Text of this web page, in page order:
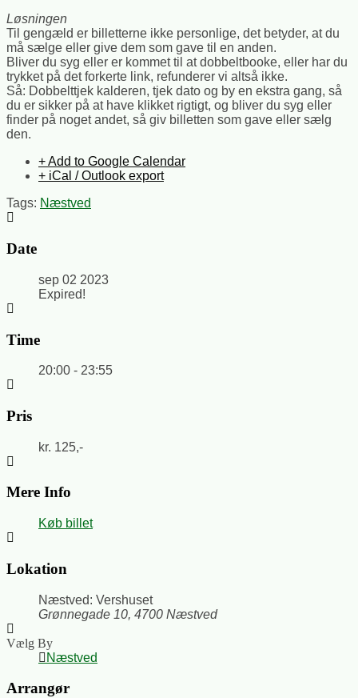
Løsningen
Til gengæld er billetterne ikke personlige, det betyder, at du
må sælge eller give dem som gave til en anden.
Bliver du syg eller er kommet til at dobbeltbooke, eller har du
trykket på det forkerte link, refunderer vi altså ikke.
Så: Dobbelttjek kalderen, tjek dato og by en ekstra gang, så
du er sikker på at have klikket rigtigt, og bliver du syg eller
finder på noget andet, så giv billetten som gave eller sælg
den.
+ Add to Google Calendar
+ iCal / Outlook export
Tags: Næstved
Date
sep 02 2023
Expired!
Time
20:00 - 23:55
Pris
kr. 125,-
Mere Info
Køb billet
Lokation
Næstved: Vershuset
Grønnegade 10, 4700 Næstved
Vælg By
Næstved
Arrangør